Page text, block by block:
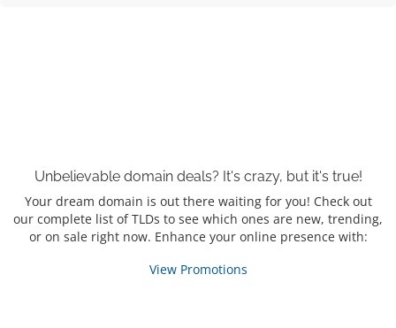
Unbelievable domain deals? It's crazy, but it's true!
Your dream domain is out there waiting for you! Check out
our complete list of TLDs to see which ones are new, trending,
or on sale right now. Enhance your online presence with:
View Promotions